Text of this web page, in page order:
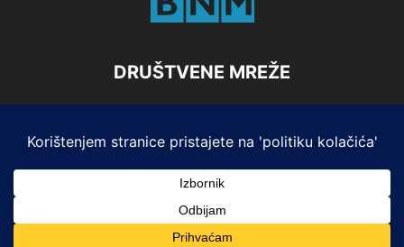
DRUŠTVENE MREŽE
Impresum i Pristup informacijama